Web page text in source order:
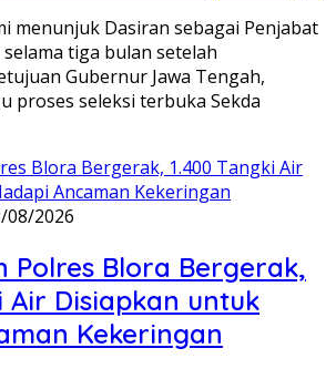
menunjuk Dasiran sebagai Penjabat
tiga bulan setelah
Gubernur Jawa Tengah,
proses seleksi terbuka Sekda
08/2026
Polres Blora Bergerak,
Air Disiapkan untuk
Kekeringan